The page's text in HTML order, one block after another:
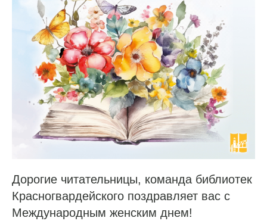
Дорогие читательницы, команда библиотек
Красногвардейского поздравляет вас с
Международным женским днем!